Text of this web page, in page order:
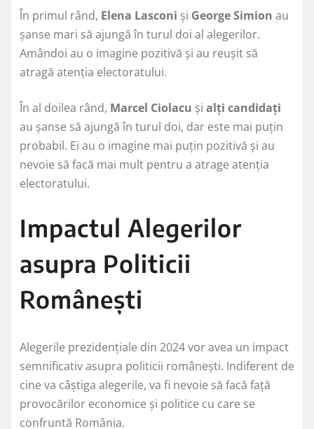
În primul rând, Elena Lasconi și George Simion au
șanse mari să ajungă în turul doi al alegerilor.
Amândoi au o imagine pozitivă și au reușit să
atragă atenția electoratului.
În al doilea rând, Marcel Ciolacu și alți candidați
au șanse să ajungă în turul doi, dar este mai puțin
probabil. Ei au o imagine mai puțin pozitivă și au
nevoie să facă mai mult pentru a atrage atenția
electoratului.
Impactul Alegerilor
asupra Politicii
Românești
Alegerile prezidențiale din 2024 vor avea un impact
semnificativ asupra politicii românești. Indiferent de
cine va câștiga alegerile, va fi nevoie să facă față
provocărilor economice și politice cu care se
confruntă România.